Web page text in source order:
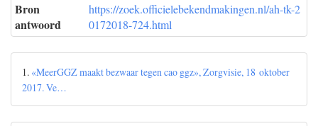
Bron
antwoord
https://zoek.officielebekendmakingen.nl/ah-tk-2
0172018-724.html
1. «MeerGGZ maakt bezwaar tegen cao ggz», Zorgvisie, 18 oktober
2017. Ve…